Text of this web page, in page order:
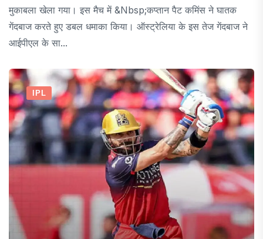
मुकाबला खेला गया। इस मैच में &nbsp;कप्तान पैट कमिंस ने घातक
गेंदबाज करते हुए डबल धमाका किया। ऑस्ट्रेलिया के इस तेज गेंदबाज ने
आईपीएल के सा...
IPL